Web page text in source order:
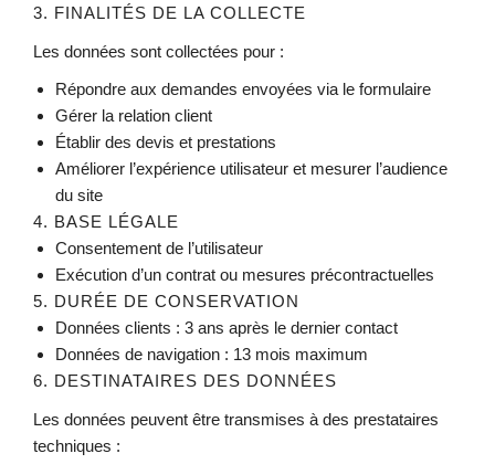
3. FINALITÉS DE LA COLLECTE
Les données sont collectées pour :
Répondre aux demandes envoyées via le formulaire
Gérer la relation client
Établir des devis et prestations
Améliorer l’expérience utilisateur et mesurer l’audience
du site
4. BASE LÉGALE
Consentement de l’utilisateur
Exécution d’un contrat ou mesures précontractuelles
5. DURÉE DE CONSERVATION
Données clients : 3 ans après le dernier contact
Données de navigation : 13 mois maximum
6. DESTINATAIRES DES DONNÉES
Les données peuvent être transmises à des prestataires
techniques :